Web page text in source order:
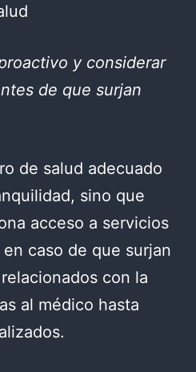
y considerar
de que surjan
de salud adecuado
sino que
acceso a servicios
caso de que surjan
con la
al médico hasta